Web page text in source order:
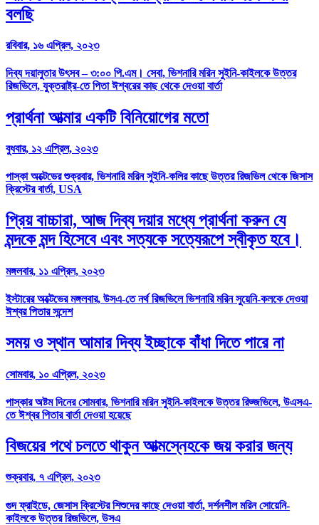
বলছি
রবিবার, ১৬ এপ্রিল, ২০২৩
দিব্য দয়ালুতার উৎসব – ৩:০০ পি.এম। সেবা, ভিশনারি মরিন সুইনি-কাইলকে উত্তর
রিজভিলে, যুক্তরাষ্ট্র-তে পিতা ঈশ্বরের কাছ থেকে দেওয়া বার্তা
প্রার্থনা আত্মার একটি বিনিয়োগের মতো
বুধবার, ১২ এপ্রিল, ২০২৩
পাস্কা অক্টেভের শুক্রবার, ভিশনারি মরিন সুইনি-কলির কাছে উত্তর রিজভিল থেকে জিসাস
ক্রিস্টের বার্তা, USA
প্রিয় বাচ্চারা, আজ দিব্য দয়ার মধ্যে প্রার্থনা করুন যে
মন্দকে মন্দ হিসেবে এবং সত্যকে সত্যেরূপে স্বীকৃত হবে।
মঙ্গলবার, ১১ এপ্রিল, ২০২৩
ইস্টারের অক্টেভের মঙ্গলবার, উসএ-তে নর্থ রিজভিলে ভিশনারি মরিন সুয়েনি-কলকে দেওয়া
ঈশ্বর পিতার সন্দেশ
সময় ও স্থান আমার দিব্য ইচ্ছাকে বাঁধা দিতে পারে না
সোমবার, ১০ এপ্রিল, ২০২৩
পাস্কার অষ্টম দিনের সোমবার, ভিশনারি মরিন সুইনি-কাইলকে উত্তর রিড্জভিলে, উএসএ-
তে ঈশ্বর পিতার বার্তা দেওয়া হয়েছে
বিজয়ের পথে চলতে থাকুন আত্মস্নেহকে জয় করার জন্য
শুক্রবার, ৭ এপ্রিল, ২০২৩
গুদ ফ্রাইডে, জেসাস ক্রিস্টের শিশুদের কাছে দেওয়া বার্তা, দর্শনশীল মরিন সোয়েনি-
কাইলকে উত্তর রিজভিলে, উসএ